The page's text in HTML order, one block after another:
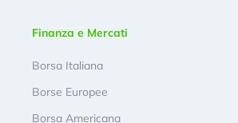
Finanza e Mercati
Borsa Italiana
Borse Europee
Borsa Americana